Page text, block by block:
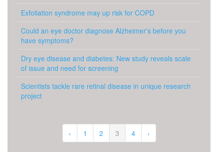
Exfoliation syndrome may up risk for COPD
Could an eye doctor diagnose Alzheimer's before you
have symptoms?
Dry eye disease and diabetes: New study reveals scale
of issue and need for screening
Scientists tackle rare retinal disease in unique research
project
‹ 1 2 3 4 ›